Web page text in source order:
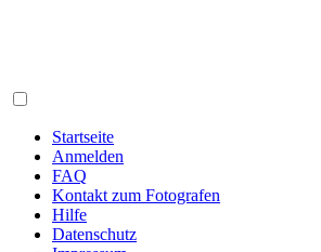
Startseite
Anmelden
FAQ
Kontakt zum Fotografen
Hilfe
Datenschutz